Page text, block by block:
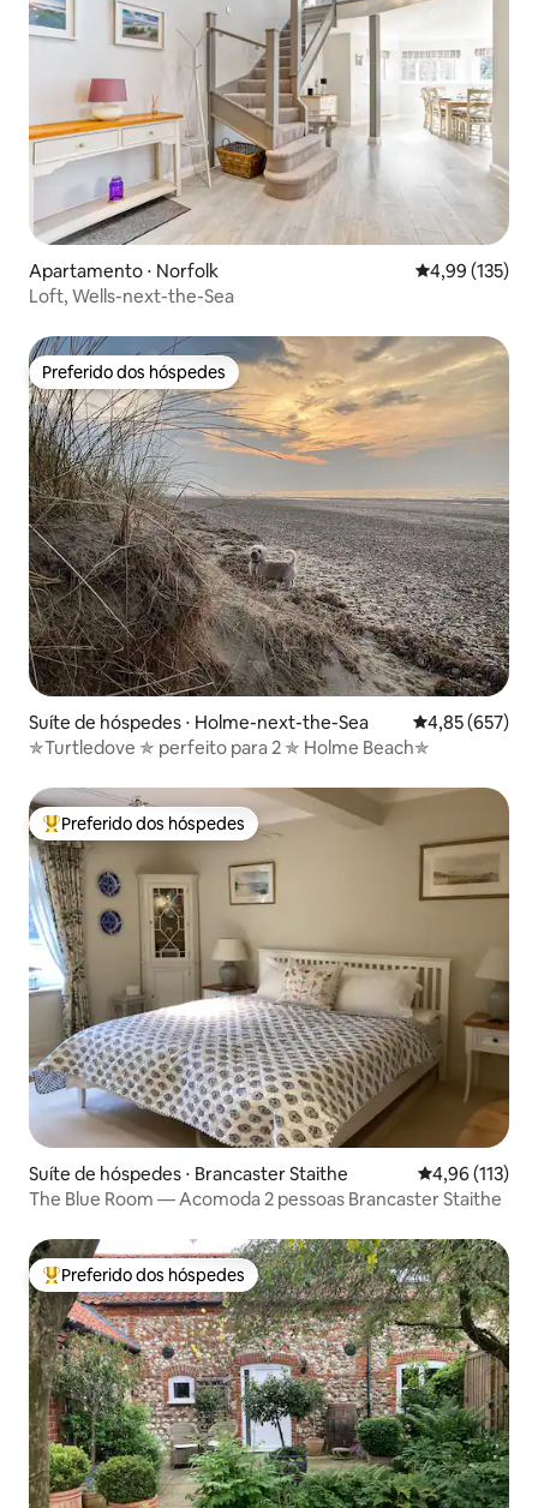
Apartamento ⋅ Norfolk 4,99 de uma
4,99 (135)
Loft, Wells-next-the-Sea
Preferido dos hóspedes
Preferido dos hóspedes
Suíte de hóspedes ⋅ Holme-next-the-Sea 4,85 de uma
4,85 (657)
✯Turtledove ✯ perfeito para 2 ✯ Holme Beach✯
Entre os melhores preferidos dos hóspedes
Preferido dos hóspedes
Suíte de hóspedes ⋅ Brancaster Staithe 4,96 de uma
4,96 (113)
The Blue Room — Acomoda 2 pessoas Brancaster Staithe
Entre os melhores preferidos dos hóspedes
Preferido dos hóspedes